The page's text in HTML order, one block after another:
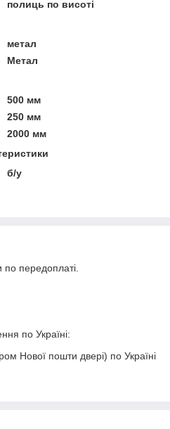
полиць по висоті
метал
Метал
500 мм
250 мм
2000 мм
б/у
по передоплаті.
по Україні:
Нової пошти двері) по Україні